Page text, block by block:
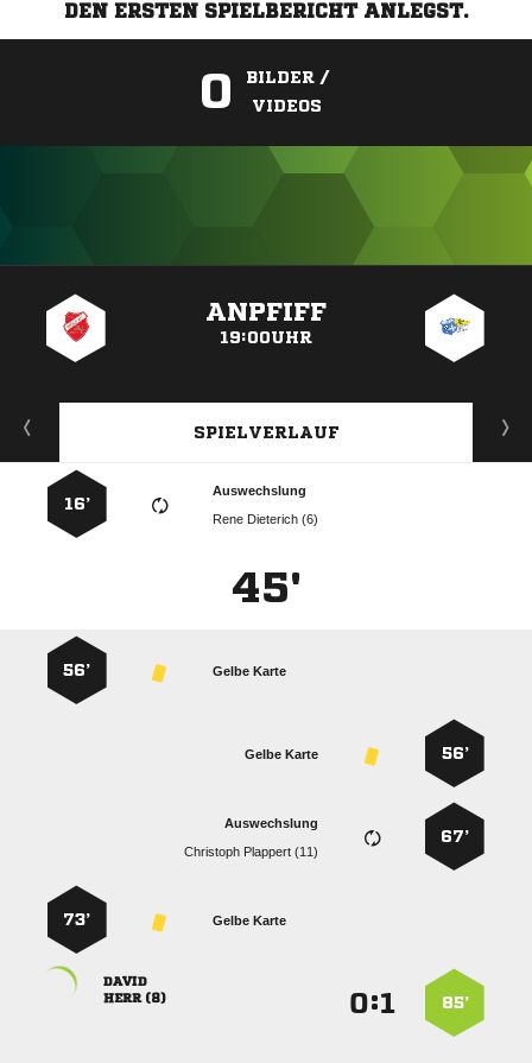
DEN ERSTEN SPIELBERICHT ANLEGST.
0
BILDER /
VIDEOS
ANPFIFF
19:00UHR
SPIELVERLAUF
Auswechslung
  
16’
45'
Gelbe Karte
56’
56’
Gelbe Karte
67’
Auswechslung
  
Gelbe Karte
73’
85’
:

 